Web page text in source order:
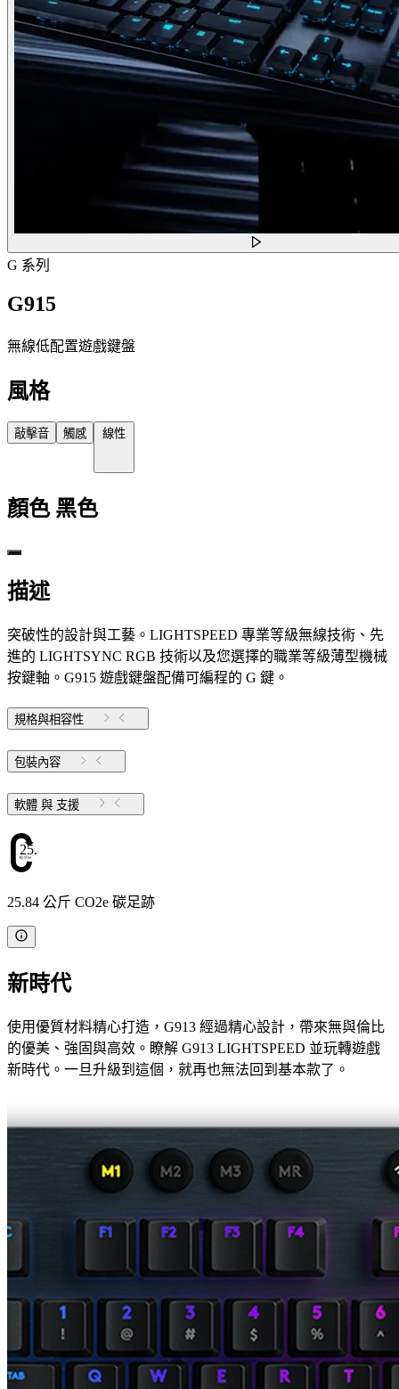
G 系列
G915
無線低配置遊戲鍵盤
風格
敲擊音 觸感 線性
顏色 黑色
描述
突破性的設計與工藝。LIGHTSPEED 專業等級無線技術、先
進的 LIGHTSYNC RGB 技術以及您選擇的職業等級薄型機械
按鍵軸。G915 遊戲鍵盤配備可編程的 G 鍵。
規格與相容性
包裝內容
軟體 與 支援
25.84
25.84 公斤 CO2e 碳足跡
新時代
使用優質材料精心打造，G913 經過精心設計，帶來無與倫比
的優美、強固與高效。瞭解 G913 LIGHTSPEED 並玩轉遊戲
新時代。一旦升級到這個，就再也無法回到基本款了。